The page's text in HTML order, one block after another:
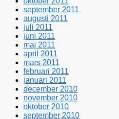
september 2011
augusti 2011
juli 2011
juni 2011
maj 2011
april 2011
mars 2011
februari 2011
januari 2011
december 2010
november 2010
oktober 2010
september 2010